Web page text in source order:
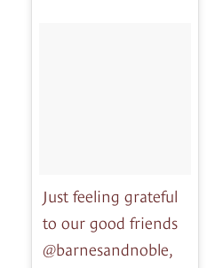
Just feeling grateful
to our good friends
@barnesandnoble,